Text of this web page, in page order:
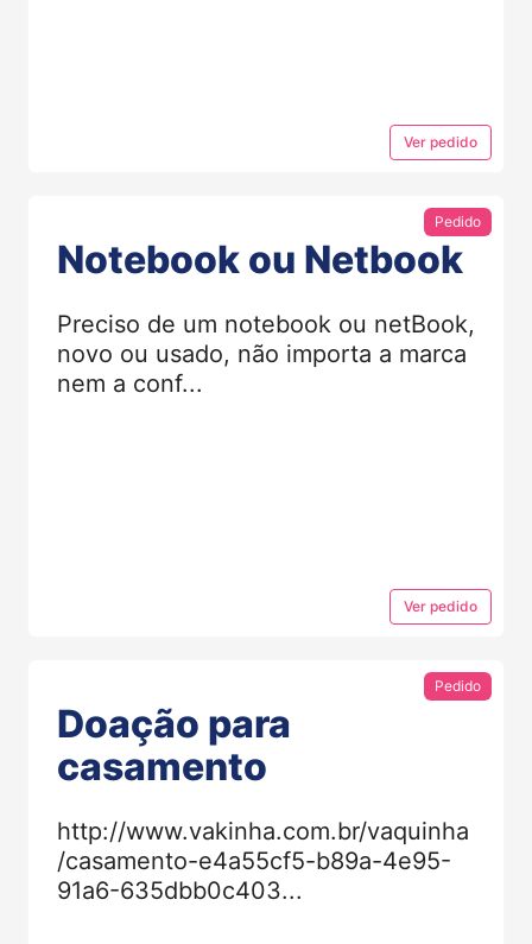
Ver pedido
Pedido
Notebook ou Netbook
Preciso de um notebook ou netBook,
novo ou usado, não importa a marca
nem a conf...
Ver pedido
Pedido
Doação para
casamento
http://www.vakinha.com.br/vaquinha
/casamento-e4a55cf5-b89a-4e95-
91a6-635dbb0c403...